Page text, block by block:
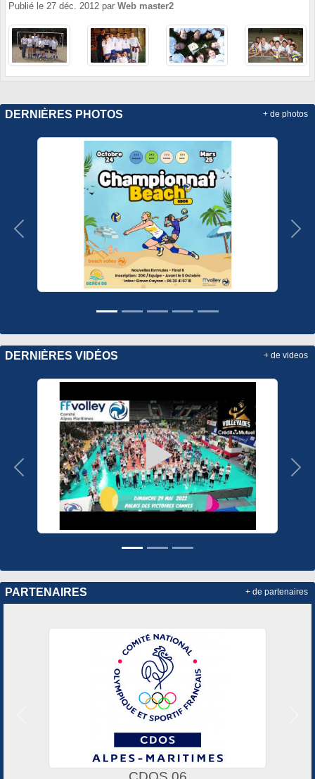
Publié le 27 déc. 2012 par Web master2
DERNIÈRES PHOTOS
Précedent
+ de photos
DERNIÈRES VIDÉOS
Précedent
+ de videos
PARTENAIRES + de partenaires